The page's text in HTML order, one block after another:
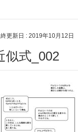
更新日 : 2019年10月12日
似式_002